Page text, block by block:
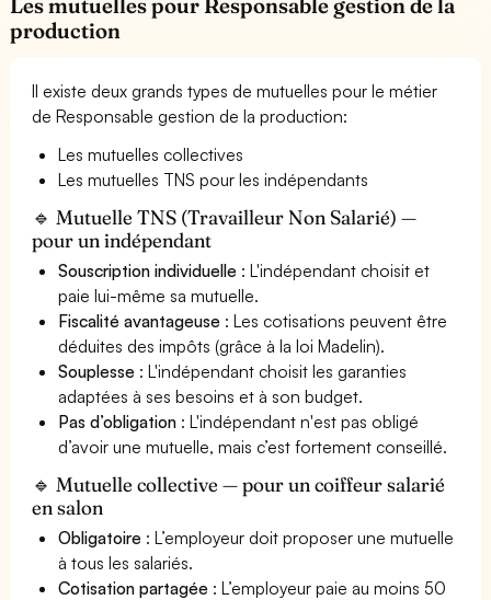
Les mutuelles pour Responsable gestion de la
production
Il existe deux grands types de mutuelles pour le métier
de Responsable gestion de la production:
Les mutuelles collectives
Les mutuelles TNS pour les indépendants
🔹 Mutuelle TNS (Travailleur Non Salarié) —
pour un indépendant
Souscription individuelle : L'indépendant choisit et
paie lui-même sa mutuelle.
Fiscalité avantageuse : Les cotisations peuvent être
déduites des impôts (grâce à la loi Madelin).
Souplesse : L'indépendant choisit les garanties
adaptées à ses besoins et à son budget.
Pas d’obligation : L'indépendant n'est pas obligé
d’avoir une mutuelle, mais c’est fortement conseillé.
🔹 Mutuelle collective — pour un coiffeur salarié
en salon
Obligatoire : L’employeur doit proposer une mutuelle
à tous les salariés.
Cotisation partagée : L’employeur paie au moins 50